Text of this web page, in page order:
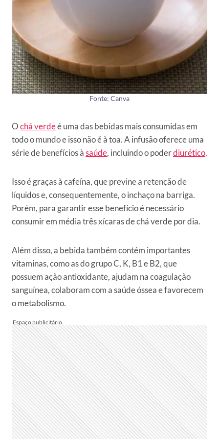
Fonte: Canva
Ochá verdeé uma das bebidas mais consumidas em
todo o mundo e isso não é à toa. A infusão oferece uma
série de benefícios àsaúde, incluindo o poderdiurético.
Isso é graças à cafeína, que previne a retenção de
líquidos e, consequentemente, o inchaço na barriga.
Porém, para garantir esse benefício é necessário
consumir em média três xícaras de chá verde por dia.
Além disso, a bebida também contém importantes
vitaminas, como as do grupo C, K, B1 e B2, que
possuem ação antioxidante, ajudam na coagulação
sanguínea, colaboram com a saúde óssea e favorecem
o metabolismo.